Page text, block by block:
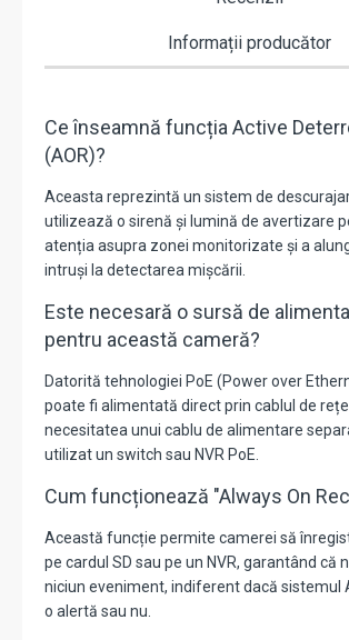
Informații producător
Ce înseamnă funcția Active
(AOR)?
Aceasta reprezintă un sistem de
utilizează o sirenă și lumină de avertizare
atenția asupra zonei monitorizate și a
intruși la detectarea mișcării.
Este necesară o sursă de
pentru această cameră?
Datorită tehnologiei PoE (Power over
poate fi alimentată direct prin cablul de
necesitatea unui cablu de alimentare
utilizat un switch sau NVR PoE.
Cum funcționează "Always On
Această funcție permite camerei să
pe cardul SD sau pe un NVR, garantând că
niciun eveniment, indiferent dacă sistemul
o alertă sau nu.